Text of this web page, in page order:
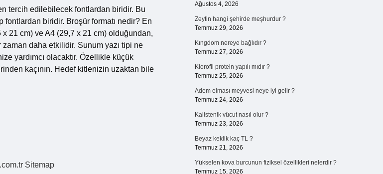
tercih edilebilecek fontlardan biridir. Bu
fontlardan biridir. Broşür formatı nedir? En
x 21 cm) ve A4 (29,7 x 21 cm) olduğundan,
zaman daha etkilidir. Sunum yazı tipi ne
yardımcı olacaktır. Özellikle küçük
kaçının. Hedef kitlenizin uzaktan bile
Sitemap
Ağustos 4, 2026
Zeytin hangi şehirde meşhurdur ?
Temmuz 29, 2026
Kıngdom nereye bağlıdır ?
Temmuz 27, 2026
Klorofil protein yapılı mıdır ?
Temmuz 25, 2026
Adem elması meyvesi neye iyi gelir ?
Temmuz 24, 2026
Kalistenik vücut nasıl olur ?
Temmuz 23, 2026
Beyaz keklik kaç TL ?
Temmuz 21, 2026
Yükselen kova burcunun fiziksel özellikleri nelerdir ?
Temmuz 15, 2026